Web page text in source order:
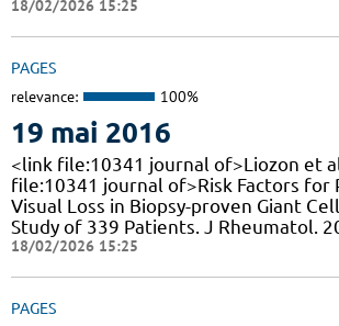
18/02/2026 15:25
PAGES
relevance: 100%
19 mai 2016
<link file:10341 journal of>Liozon et
file:10341 journal of>Risk Factors for
Visual Loss in Biopsy-proven Giant
Study of 339 Patients. J Rheumatol.
18/02/2026 15:25
PAGES